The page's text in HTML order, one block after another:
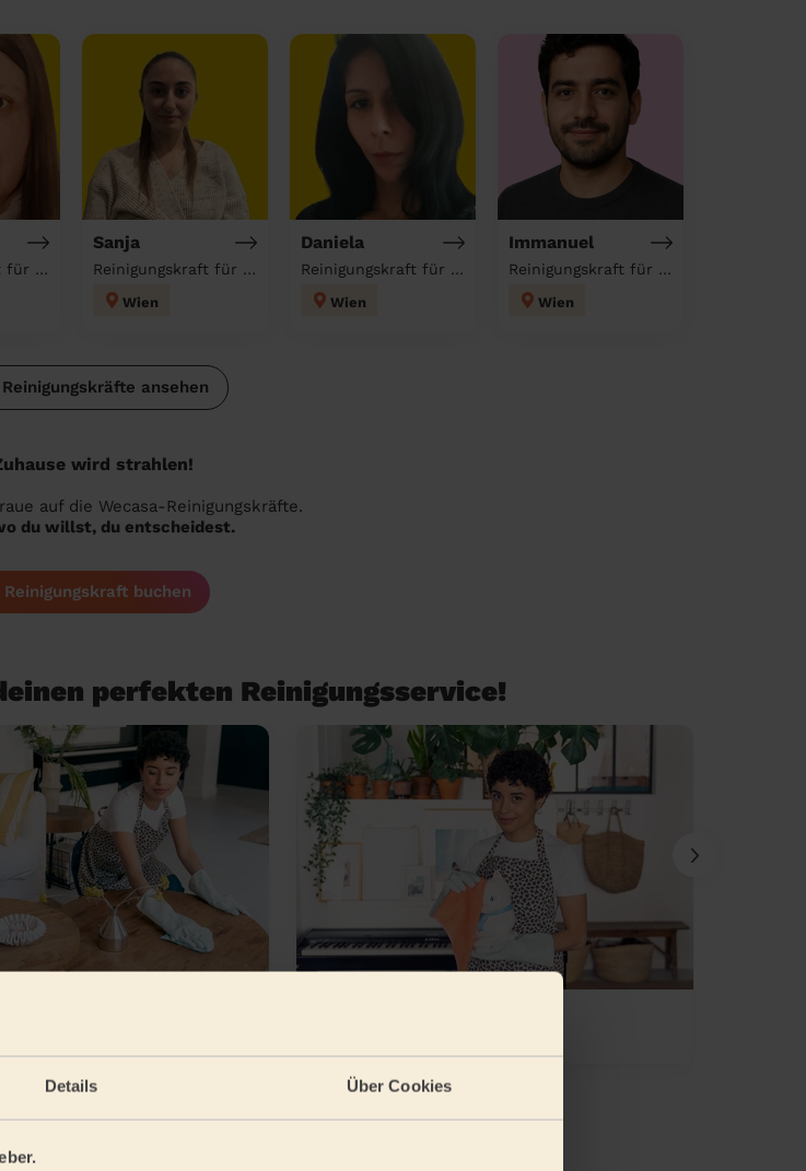
Details Über Cookies
Reinigungskraft für deinen Haushalt
Sanja
Reinigungskraft für deinen Haushalt
Wien
Daniela
Reinigungskraft für deinen Haushalt
Wien
Immanuel
Reinigungskraft für deinen Haushalt
Wien
ansehen
wird strahlen!
auf die Wecasa-Reinigungskräfte.
du willst, du entscheidest.
Reinigungskraft buchen
perfekten Reinigungsservice!